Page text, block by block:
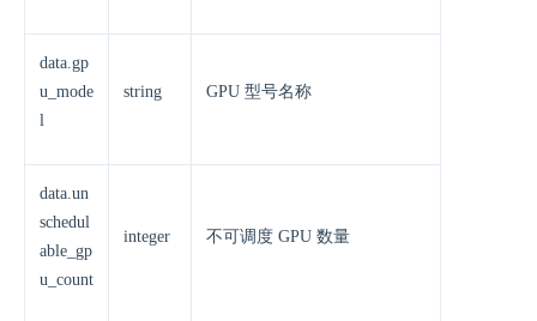
data.gp
u_mode
l
string GPU 型号名称
data.un
schedul
able_gp
u_count
integer 不可调度 GPU 数量